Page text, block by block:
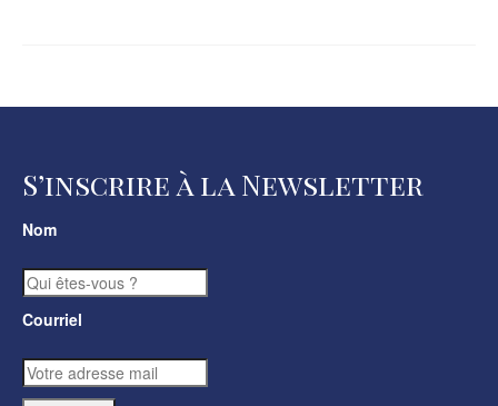
S’inscrire à la Newsletter
Nom
Courriel